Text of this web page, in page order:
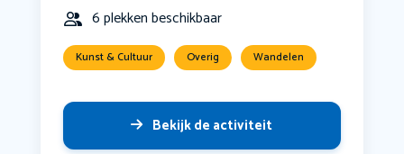
6 plekken beschikbaar
Kunst & Cultuur Overig Wandelen
Bekijk de activiteit